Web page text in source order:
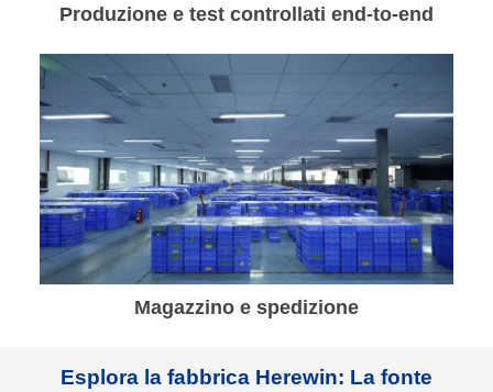
Produzione e test controllati end-to-end
Magazzino e spedizione
Esplora la fabbrica Herewin: La fonte